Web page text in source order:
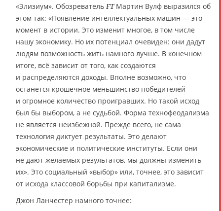
«Элизиум». Обозреватель FTМартин Вулф выразился об
этом так: «Появление интеллектуальных машин — это
момент в истории. Это изменит многое, в том числе
нашу экономику. Но их потенциал очевиден: они дадут
людям возможность жить намного лучше. В конечном
итоге, всё зависит от того, как создаются
и распределяются доходы. Вполне возможно, что
останется крошечное меньшинство победителей
и огромное количество проигравших. Но такой исход
был бы выбором, а не судьбой. Форма технофеодализма
не является неизбежной. Прежде всего, не сама
технология диктует результаты. Это делают
экономические и политические институты. Если они
не дают желаемых результатов, мы должны изменить
их». Это социальный «выбор» или, точнее, это зависит
от исхода классовой борьбы при капитализме.
Джон Ланчестер намного точнее: